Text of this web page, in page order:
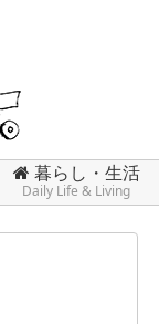
暮らし・生活
Daily Life & Living